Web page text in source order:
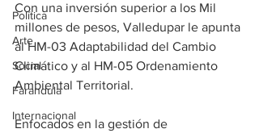
Política
Arte
Social
Farandula
Internacional
Con una inversión superior a los Mil
millones de pesos, Valledupar le apunta
al HM-03 Adaptabilidad del Cambio
Climático y al HM-05 Ordenamiento
Ambiental Territorial.
Enfocados en la gestión de